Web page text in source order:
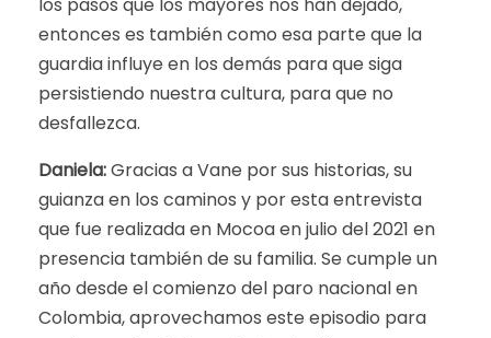
entonces es también como esa parte que la
guardia influye en los demás para que siga
persistiendo nuestra cultura, para que no
desfallezca.
Daniela:Gracias a Vane por sus historias, su
guianza en los caminos y por esta entrevista
que fue realizada en Mocoa en julio del 2021 en
presencia también de su familia. Se cumple un
año desde el comienzo del paro nacional en
Colombia, aprovechamos este episodio para